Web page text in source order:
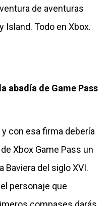
de aventuras
Island. Todo en Xbox.
abadía de Game Pass
con esa firma debería
Xbox Game Pass un
Baviera del siglo XVI.
personaje que